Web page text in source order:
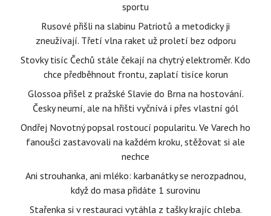
sportu
Rusové přišli na slabinu Patriotů a metodicky ji
zneužívají. Třetí vlna raket už proletí bez odporu
Stovky tisíc Čechů stále čekají na chytrý elektroměr. Kdo
chce předběhnout frontu, zaplatí tisíce korun
Glossoa přišel z pražské Slavie do Brna na hostování.
Česky neumí, ale na hřišti vyčnívá i přes vlastní gól
Ondřej Novotný popsal rostoucí popularitu. Ve Varech ho
fanoušci zastavovali na každém kroku, stěžovat si ale
nechce
Ani strouhanka, ani mléko: karbanátky se nerozpadnou,
když do masa přidáte 1 surovinu
Stařenka si v restauraci vytáhla z tašky krajíc chleba.